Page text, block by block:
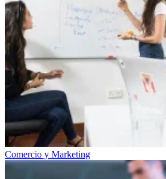
Comercio y Marketing